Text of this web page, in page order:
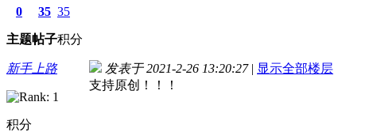
0
主题
35
帖子
35
积分
新手上路
积分
发表于 2021-2-26 13:20:27 | 显示全部楼层
支持原创！！！